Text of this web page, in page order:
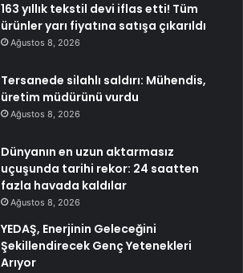
163 yıllık tekstil devi iflas etti! Tüm
ürünler yarı fiyatına satışa çıkarıldı
Ağustos 8, 2026
Tersanede silahlı saldırı: Mühendis,
üretim müdürünü vurdu
Ağustos 8, 2026
Dünyanın en uzun aktarmasız
uçuşunda tarihi rekor: 24 saatten
fazla havada kaldılar
Ağustos 8, 2026
YEDAŞ, Enerjinin Geleceğini
Şekillendirecek Genç Yetenekleri
Arıyor